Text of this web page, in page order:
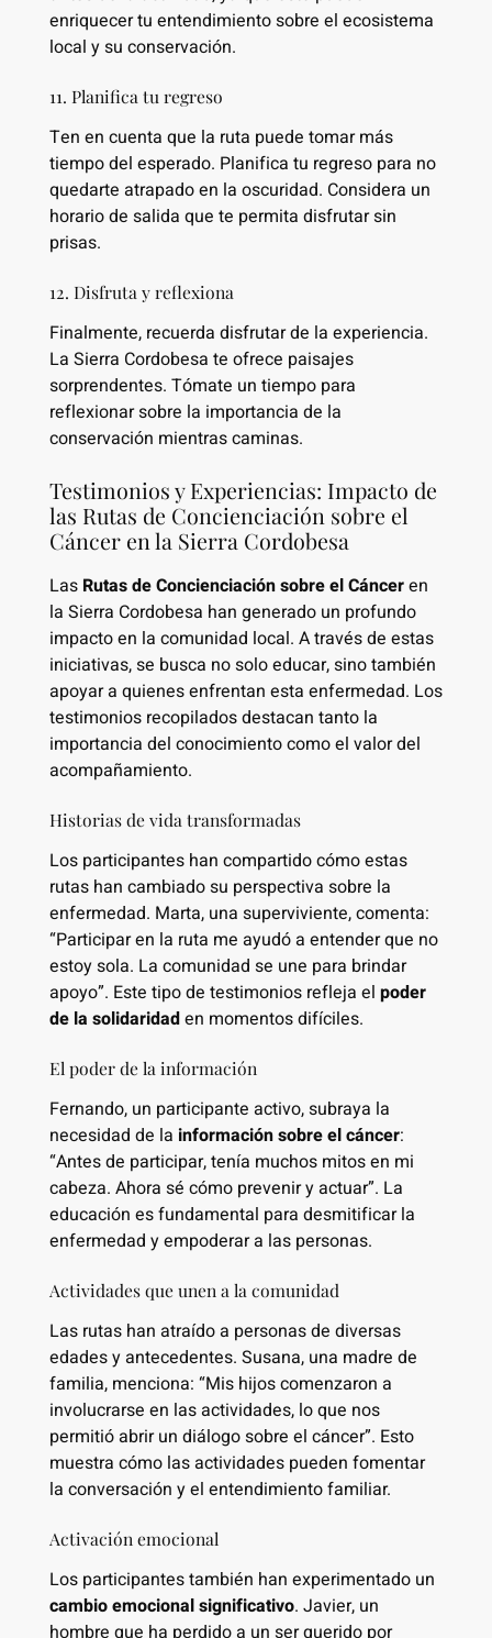
enriquecer tu entendimiento sobre el ecosistema
local y su conservación.
11. Planifica tu regreso
Ten en cuenta que la ruta puede tomar más
tiempo del esperado. Planifica tu regreso para no
quedarte atrapado en la oscuridad. Considera un
horario de salida que te permita disfrutar sin
prisas.
12. Disfruta y reflexiona
Finalmente, recuerda disfrutar de la experiencia.
La Sierra Cordobesa te ofrece paisajes
sorprendentes. Tómate un tiempo para
reflexionar sobre la importancia de la
conservación mientras caminas.
Testimonios y Experiencias: Impacto de
las Rutas de Concienciación sobre el
Cáncer en la Sierra Cordobesa
Las Rutas de Concienciación sobre el Cánceren
la Sierra Cordobesa han generado un profundo
impacto en la comunidad local. A través de estas
iniciativas, se busca no solo educar, sino también
apoyar a quienes enfrentan esta enfermedad. Los
testimonios recopilados destacan tanto la
importancia del conocimiento como el valor del
acompañamiento.
Historias de vida transformadas
Los participantes han compartido cómo estas
rutas han cambiado su perspectiva sobre la
enfermedad. Marta, una superviviente, comenta:
“Participar en la ruta me ayudó a entender que no
estoy sola. La comunidad se une para brindar
apoyo”. Este tipo de testimonios refleja el poder
de la solidaridaden momentos difíciles.
El poder de la información
Fernando, un participante activo, subraya la
necesidad de la información sobre el cáncer:
“Antes de participar, tenía muchos mitos en mi
cabeza. Ahora sé cómo prevenir y actuar”. La
educación es fundamental para desmitificar la
enfermedad y empoderar a las personas.
Actividades que unen a la comunidad
Las rutas han atraído a personas de diversas
edades y antecedentes. Susana, una madre de
familia, menciona: “Mis hijos comenzaron a
involucrarse en las actividades, lo que nos
permitió abrir un diálogo sobre el cáncer”. Esto
muestra cómo las actividades pueden fomentar
la conversación y el entendimiento familiar.
Activación emocional
Los participantes también han experimentado un
cambio emocional significativo. Javier, un
hombre que ha perdido a un ser querido por